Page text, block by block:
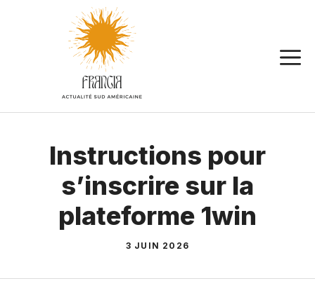
Instructions pour
s’inscrire sur la
plateforme 1win
3 JUIN 2026